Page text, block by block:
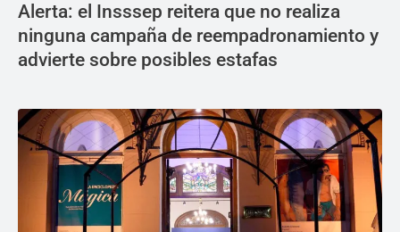
Alerta: el Insssep reitera que no realiza
ninguna campaña de reempadronamiento y
advierte sobre posibles estafas